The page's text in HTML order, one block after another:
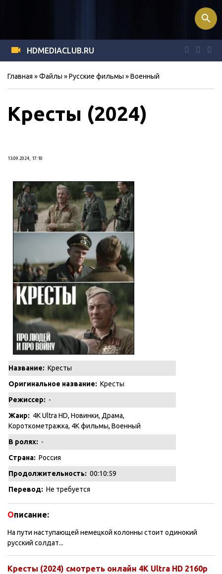
HDMEDIACLUB.RU
search
Главная »Файлы »Русские фильмы »Военный
Кресты (2024)
13.09.2024, 17:10
Название: Кресты
Оригинальное название: Кресты
Режиссер: -
Жанр: 4K Ultra HD, Новинки, Драма,
Короткометражка, 4K фильмы, Военный
В ролях: -
Страна: Россия
Продолжительность: 00:10:59
Перевод: Не требуется
Описание:
На пути наступающей немецкой колонны стоит одинокий
русский солдат...
Кресты (2024) смотреть онлайн 4K Ultra HD 2160p